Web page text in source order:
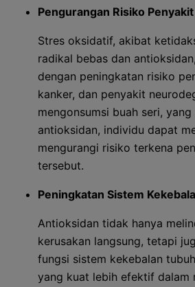
Pengurangan Risiko
Stres oksidatif, akibat
radikal bebas dan
dengan peningkatan risiko
kanker, dan penyakit
mengonsumsi buah seri,
antioksidan, individu dapat
mengurangi risiko terkena
tersebut.
Peningkatan Sistem
Antioksidan tidak hanya
kerusakan langsung, tetapi
fungsi sistem kekebalan
yang kuat lebih efektif dalam